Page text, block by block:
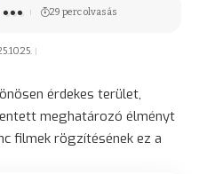
29 perc olvasás
érdekes terület,
meghatározó élményt
filmek rögzítésének ez a